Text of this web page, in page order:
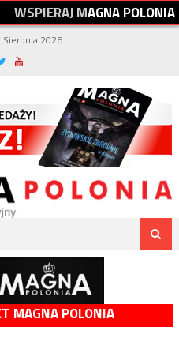
WSPIERAJMAGNAPOLONIA
2026
MAGNA POLONIA